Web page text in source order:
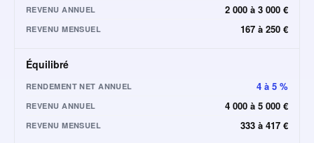
REVENU ANNUEL 2 000 à 3 000 €
REVENU MENSUEL 167 à 250 €
Équilibré
RENDEMENT NET ANNUEL 4 à 5 %
REVENU ANNUEL 4 000 à 5 000 €
REVENU MENSUEL 333 à 417 €